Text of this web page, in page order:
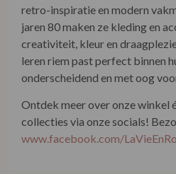
retro-inspiratie en modern
jaren 80 maken ze kleding en
creativiteit, kleur en
leren riem past perfect binnen
onderscheidend en met oog
Ontdek meer over onze winkel
collecties via onze socials!
www.facebook.com/